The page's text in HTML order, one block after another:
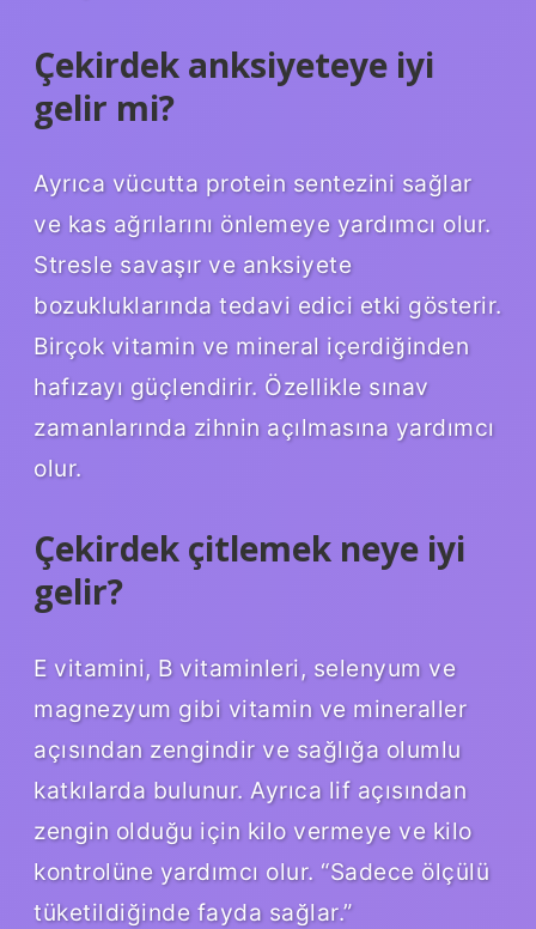
Çekirdek anksiyeteye iyi
gelir mi?
Ayrıca vücutta protein sentezini sağlar
ve kas ağrılarını önlemeye yardımcı olur.
Stresle savaşır ve anksiyete
bozukluklarında tedavi edici etki gösterir.
Birçok vitamin ve mineral içerdiğinden
hafızayı güçlendirir. Özellikle sınav
zamanlarında zihnin açılmasına yardımcı
olur.
Çekirdek çitlemek neye iyi
gelir?
E vitamini, B vitaminleri, selenyum ve
magnezyum gibi vitamin ve mineraller
açısından zengindir ve sağlığa olumlu
katkılarda bulunur. Ayrıca lif açısından
zengin olduğu için kilo vermeye ve kilo
kontrolüne yardımcı olur. “Sadece ölçülü
tüketildiğinde fayda sağlar.”